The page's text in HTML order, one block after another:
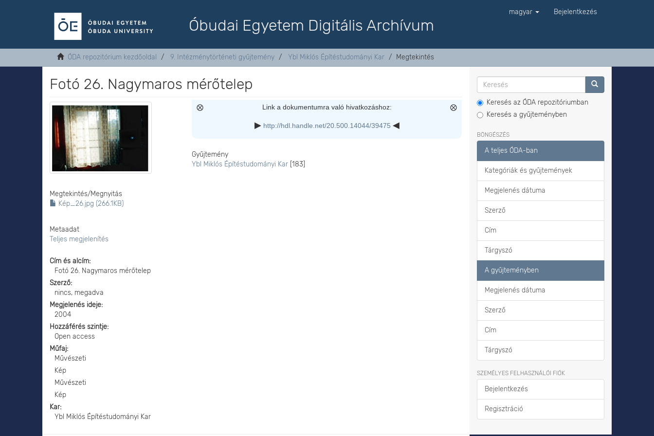
Óbudai Egyetem Digitális Archívum
magyar Bejelentkezés
ÓDA repozitórium kezdőoldal 9. Intézménytörténeti gyűjtemény Ybl Miklós Építéstudományi Kar Megtekintés
Fotó 26. Nagymaros mérőtelep
Megtekintés/Megnyitás
Kép_26.jpg (266.1KB)
Metaadat
Teljes megjelenítés
Link a dokumentumra való hivatkozáshoz:
http://hdl.handle.net/20.500.14044/39475
Gyűjtemény
Ybl Miklós Építéstudományi Kar [183]
Cím és alcím
Fotó 26. Nagymaros mérőtelep
Szerző
nincs, megadva
Megjelenés ideje
2004
Hozzáférés szintje
Open access
Műfaj
Művészeti
Kép
Művészeti
Kép
Kar
Ybl Miklós Építéstudományi Kar
Keresés az ÓDA repozitóriumban
Keresés a gyűjteményben
BÖNGÉSZÉS
A teljes ÓDA-ban
Kategóriák és gyűjtemények
Megjelenés dátuma
Szerző
Cím
Tárgyszó
A gyűjteményben
Megjelenés dátuma
Szerző
Cím
Tárgyszó
SZEMÉLYES FELHASZNÁLÓI FIÓK
Bejelentkezés
Regisztráció